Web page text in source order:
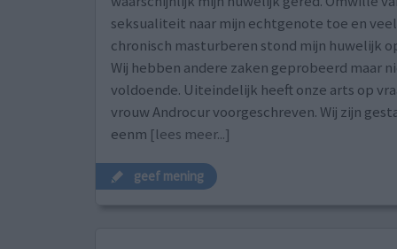
seksualiteit naar mijn echtgenote toe en
chronisch masturberen stond mijn huwelijk
Wij hebben andere zaken geprobeerd maar
voldoende. Uiteindelijk heeft onze arts op
vrouw Androcur voorgeschreven. Wij zijn
eenm [lees meer...]
geef mening